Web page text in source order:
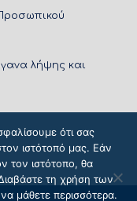
λήψης και
ότι σας
ιστότοπό μας. Εάν
τον ιστότοπο, θα
τη χρήση των
μάθετε περισσότερα.